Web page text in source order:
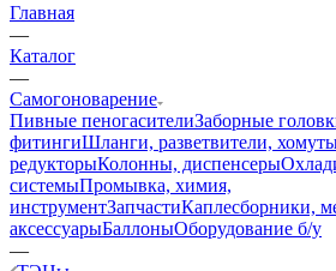
Главная
—
Каталог
—
Самогоноварение
Пивные пеногасителиЗаборные
фитингиШланги, разветвители,
редукторыКолонны, диспенсеры
системыПромывка, химия,
инструментЗапчастиКаплесборники,
аксессуарыБаллоныОборудование б/у
—